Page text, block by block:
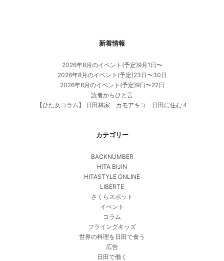
新着情報
2026年8月のイベント(予定)9月1日〜
2026年8月のイベント(予定)23日〜30日
2026年8月のイベント(予定)9日〜22日
読者からひと言
【ひた女コラム】 日田林家 カモアキコ 日田に住む４
カテゴリー
BACKNUMBER
HITA BIJIN
HITASTYLE ONLINE
LIBERTE
さくらスポット
イベント
コラム
フライングキッズ
世界の料理を日田で食う
広告
日田で働く